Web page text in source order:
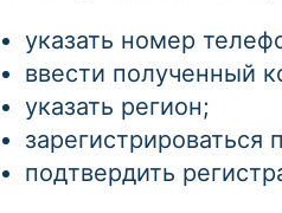
указать номер
ввести полученный
указать регион;
подтвердить